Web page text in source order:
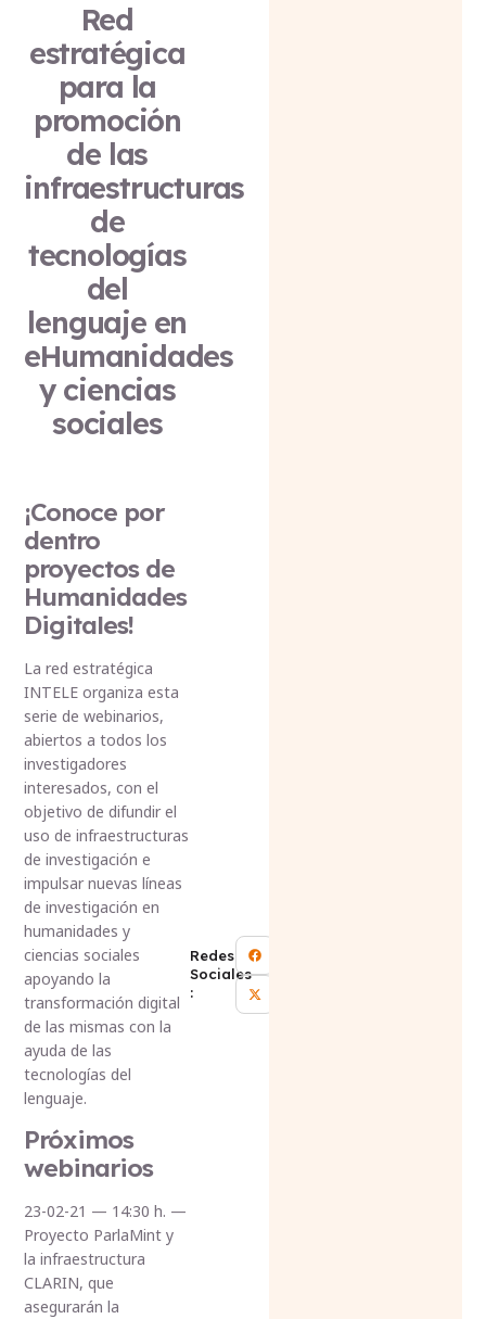
Red
estratégica
para la
promoción
de las
infraestructuras
de
tecnologías
del
lenguaje en
eHumanidades
y ciencias
sociales
¡Conoce por
dentro
proyectos de
Humanidades
Digitales!
La red estratégica
INTELE organiza esta
serie de webinarios,
abiertos a todos los
investigadores
interesados, con el
objetivo de difundir el
uso de infraestructuras
de investigación e
impulsar nuevas líneas
de investigación en
humanidades y
ciencias sociales
apoyando la
transformación digital
de las mismas con la
ayuda de las
tecnologías del
lenguaje.
Próximos
webinarios
23-02-21 — 14:30 h. —
Proyecto ParlaMint y
la infraestructura
CLARIN, que
asegurarán la
Redes
Sociales
: